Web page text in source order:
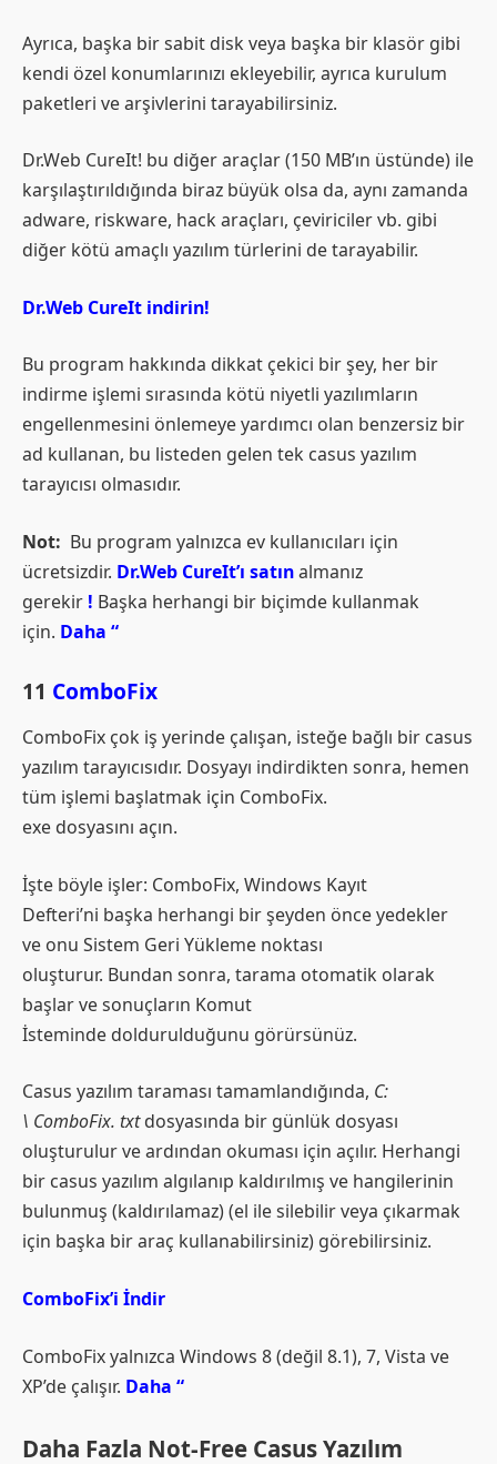
Ayrıca, başka bir sabit disk veya başka bir klasör gibi
kendi özel konumlarınızı ekleyebilir, ayrıca kurulum
paketleri ve arşivlerini tarayabilirsiniz.
Dr.Web CureIt! bu diğer araçlar (150 MB’ın üstünde) ile
karşılaştırıldığında biraz büyük olsa da, aynı zamanda
adware, riskware, hack araçları, çeviriciler vb. gibi
diğer kötü amaçlı yazılım türlerini de tarayabilir.
Dr.Web CureIt indirin!
Bu program hakkında dikkat çekici bir şey, her bir
indirme işlemi sırasında kötü niyetli yazılımların
engellenmesini önlemeye yardımcı olan benzersiz bir
ad kullanan, bu listeden gelen tek casus yazılım
tarayıcısı olmasıdır.
Not: Bu program yalnızca ev kullanıcıları için
ücretsizdir. Dr.Web CureIt’ı satınalmanız
gerekir ! Başka herhangi bir biçimde kullanmak
için. Daha “
11 ComboFix
ComboFix çok iş yerinde çalışan, isteğe bağlı bir casus
yazılım tarayıcısıdır. Dosyayı indirdikten sonra, hemen
tüm işlemi başlatmak için ComboFix.
exe dosyasını açın.
İşte böyle işler: ComboFix, Windows Kayıt
Defteri’ni başka herhangi bir şeyden önce yedekler
ve onu Sistem Geri Yükleme noktası
oluşturur. Bundan sonra, tarama otomatik olarak
başlar ve sonuçların Komut
İsteminde doldurulduğunu görürsünüz.
Casus yazılım taraması tamamlandığında, C:
\ ComboFix. txtdosyasında bir günlük dosyası
oluşturulur ve ardından okuması için açılır. Herhangi
bir casus yazılım algılanıp kaldırılmış ve hangilerinin
bulunmuş (kaldırılamaz) (el ile silebilir veya çıkarmak
için başka bir araç kullanabilirsiniz) görebilirsiniz.
ComboFix’i İndir
ComboFix yalnızca Windows 8 (değil 8.1), 7, Vista ve
XP’de çalışır. Daha “
Daha Fazla Not-Free Casus Yazılım